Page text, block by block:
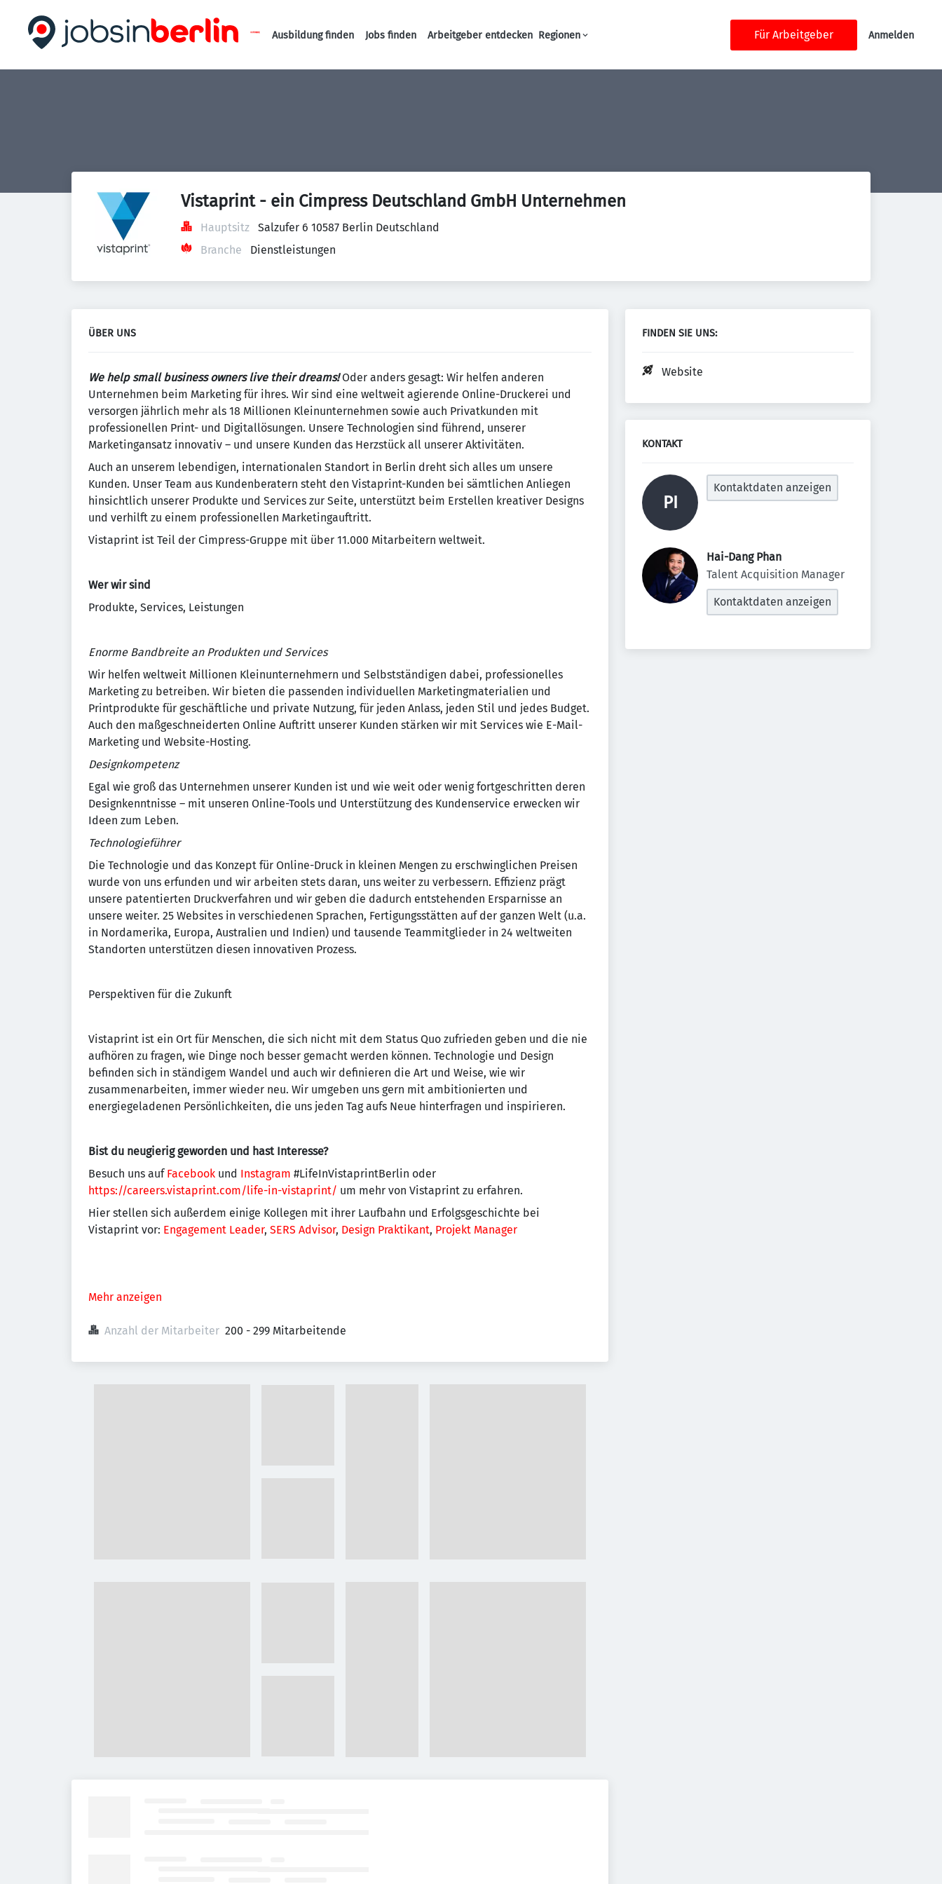
Haupt-Navigation
Ausbildung finden Jobs finden Arbeitgeber entdecken Regionen Für Arbeitgeber Anmelden
Vistaprint - ein Cimpress Deutschland GmbH Unternehmen
Hauptsitz
Salzufer 6 10587 Berlin Deutschland
Branche
Dienstleistungen
ÜBER UNS
We help small business owners live their dreams! Oder anders gesagt: Wir helfen anderen
Unternehmen beim Marketing für ihres. Wir sind eine weltweit agierende Online-Druckerei und
versorgen jährlich mehr als 18 Millionen Kleinunternehmen sowie auch Privatkunden mit
professionellen Print- und Digitallösungen. Unsere Technologien sind führend, unserer
Marketingansatz innovativ – und unsere Kunden das Herzstück all unserer Aktivitäten.
Auch an unserem lebendigen, internationalen Standort in Berlin dreht sich alles um unsere
Kunden. Unser Team aus Kundenberatern steht den Vistaprint-Kunden bei sämtlichen Anliegen
hinsichtlich unserer Produkte und Services zur Seite, unterstützt beim Erstellen kreativer Designs
und verhilft zu einem professionellen Marketingauftritt.
Vistaprint ist Teil der Cimpress-Gruppe mit über 11.000 Mitarbeitern weltweit.
Wer wir sind
Produkte, Services, Leistungen
Enorme Bandbreite an Produkten und Services
Wir helfen weltweit Millionen Kleinunternehmern und Selbstständigen dabei, professionelles
Marketing zu betreiben. Wir bieten die passenden individuellen Marketingmaterialien und
Printprodukte für geschäftliche und private Nutzung, für jeden Anlass, jeden Stil und jedes Budget.
Auch den maßgeschneiderten Online Auftritt unserer Kunden stärken wir mit Services wie E-Mail-
Marketing und Website-Hosting.
Designkompetenz
Egal wie groß das Unternehmen unserer Kunden ist und wie weit oder wenig fortgeschritten deren
Designkenntnisse – mit unseren Online-Tools und Unterstützung des Kundenservice erwecken wir
Ideen zum Leben.
Technologieführer
Die Technologie und das Konzept für Online-Druck in kleinen Mengen zu erschwinglichen Preisen
wurde von uns erfunden und wir arbeiten stets daran, uns weiter zu verbessern. Effizienz prägt
unsere patentierten Druckverfahren und wir geben die dadurch entstehenden Ersparnisse an
unsere weiter. 25 Websites in verschiedenen Sprachen, Fertigungsstätten auf der ganzen Welt (u.a.
in Nordamerika, Europa, Australien und Indien) und tausende Teammitglieder in 24 weltweiten
Standorten unterstützen diesen innovativen Prozess.
Perspektiven für die Zukunft
Vistaprint ist ein Ort für Menschen, die sich nicht mit dem Status Quo zufrieden geben und die nie
aufhören zu fragen, wie Dinge noch besser gemacht werden können. Technologie und Design
befinden sich in ständigem Wandel und auch wir definieren die Art und Weise, wie wir
zusammenarbeiten, immer wieder neu. Wir umgeben uns gern mit ambitionierten und
energiegeladenen Persönlichkeiten, die uns jeden Tag aufs Neue hinterfragen und inspirieren.
Bist du neugierig geworden und hast Interesse?
Besuch uns aufFacebook und Instagram #LifeInVistaprintBerlin oder
https://careers.vistaprint.com/life-in-vistaprint/ um mehr von Vistaprint zu erfahren.
Hier stellen sich außerdem einige Kollegen mit ihrer Laufbahn und Erfolgsgeschichte bei
Vistaprint vor: Engagement Leader, SERS Advisor, Design Praktikant, Projekt Manager
Mehr anzeigen
Anzahl der Mitarbeiter 200 - 299 Mitarbeitende
FINDEN SIE UNS:
Website
KONTAKT
PI
Kontaktdaten anzeigen
Hai-Dang Phan
Talent Acquisition Manager
Kontaktdaten anzeigen